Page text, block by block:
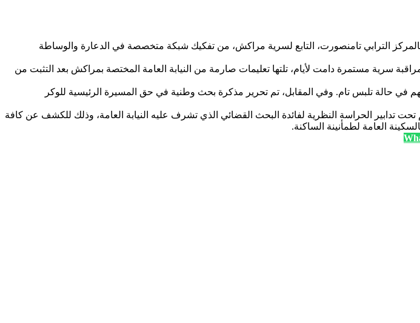
بالمركز الترابي تامنصورت، التابع لسرية مراكش، من تفكيك شبكة متخصصة في الدعارة والوساطة
سرية مستمرة دامت لأيام، تلتها تعليمات صارمة من النيابة العامة المختصة بمراكش بعد التثبت من
في حالة تلبس تام. وفي المقابل، تم تحرير مذكرة بحث وطنية في حق المسيرة الرئيسية للوكر
تدابير الحراسة النظرية لفائدة البحث القضائي الذي تشرف عليه النيابة العامة، وذلك للكشف عن كافة
العامة لطمأنينة الساكنة.